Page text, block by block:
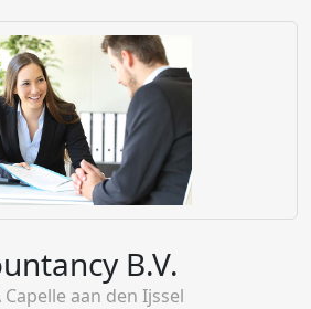
B.V.
aan den Ijssel